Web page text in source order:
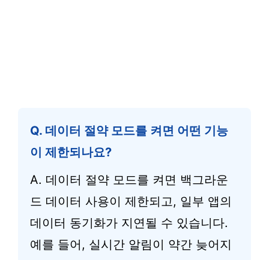
Q. 데이터 절약 모드를 켜면 어떤 기능
이 제한되나요?
A. 데이터 절약 모드를 켜면 백그라운
드 데이터 사용이 제한되고, 일부 앱의
데이터 동기화가 지연될 수 있습니다.
예를 들어, 실시간 알림이 약간 늦어지